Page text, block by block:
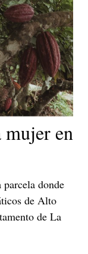
mujer en
donde
de Alto
de La